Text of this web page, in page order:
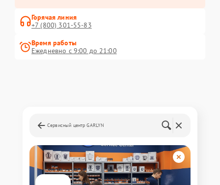
Горячая линия
+7 (800) 301-55-83
Время работы
Ежедневно с 9:00 до 21:00
Сервисный центр GARLYN